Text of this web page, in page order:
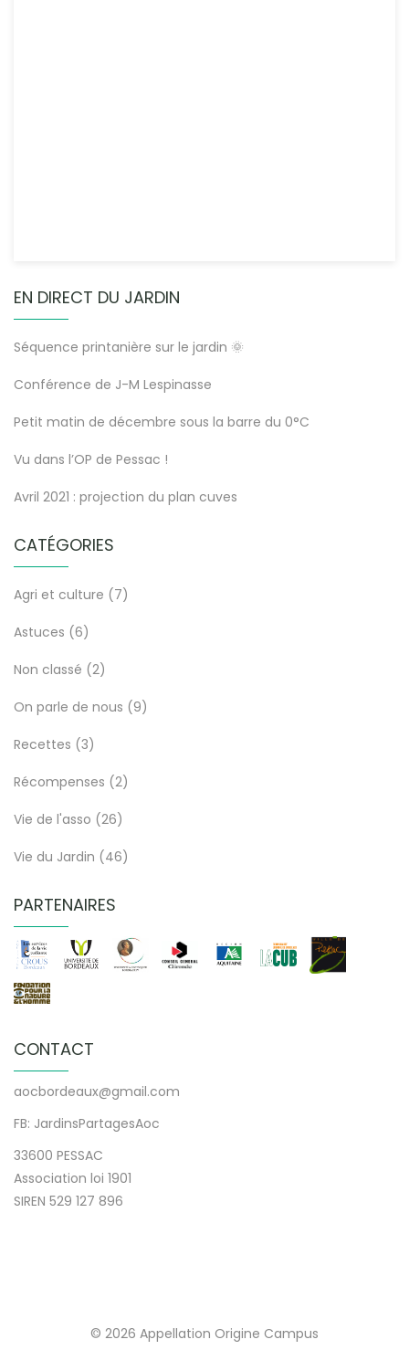
EN DIRECT DU JARDIN
Séquence printanière sur le jardin 🌞
Conférence de J-M Lespinasse
Petit matin de décembre sous la barre du 0°C
Vu dans l’OP de Pessac !
Avril 2021 : projection du plan cuves
CATÉGORIES
Agri et culture (7)
Astuces (6)
Non classé (2)
On parle de nous (9)
Recettes (3)
Récompenses (2)
Vie de l'asso (26)
Vie du Jardin (46)
PARTENAIRES
CONTACT
aocbordeaux@gmail.com
FB: JardinsPartagesAoc
33600 PESSAC
Association loi 1901
SIREN 529 127 896
© 2026 Appellation Origine Campus